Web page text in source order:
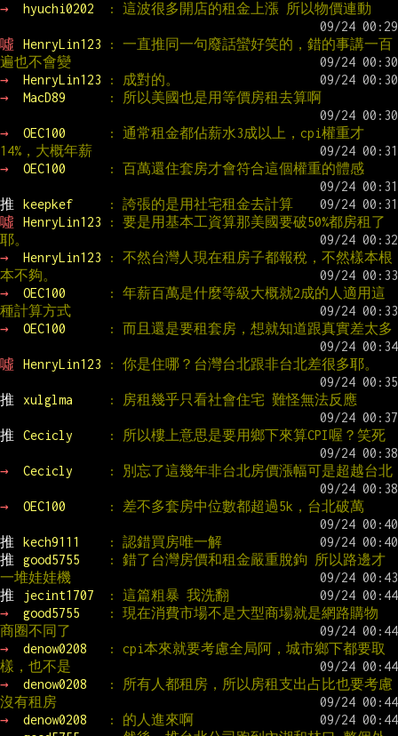
→
hyuchi0202 : 這波很多開店的租金上漲 所以物價連動
噓 HenryLin123
: 一直推同一句廢話蠻好笑的，錯的事講一百
遍也不會變
→
HenryLin123
: 成對的。
→
MacD89 : 所以美國也是用等價房租去算啊
→ OEC100
: 通常租金都佔薪水3成以上，cpi權重才
14%，大概年薪
→
OEC100 : 百萬還住套房才會符合這個權重的體感
推 keepkef
: 誇張的是用社宅租金去計算
噓
HenryLin123
: 要是用基本工資算那美國要破50%都房租了
耶。
→
HenryLin123
: 不然台灣人現在租房子都報稅，不然樣本根
本不夠。
→
OEC100
: 年薪百萬是什麼等級大概就2成的人適用這
種計算方式
→
OEC100 : 而且還是要租套房，想就知道跟真實差太多
噓 HenryLin123 : 你是住哪？台灣台北跟非台北差很多耶。
推 xulglma : 房租幾乎只看社會住宅 難怪無法反應
推 Cecicly : 所以樓上意思是要用鄉下來算CPI喔？笑死
→ Cecicly : 別忘了這幾年非台北房價漲幅可是超越台北
→ OEC100 : 差不多套房中位數都超過5k，台北破萬
推 kech9111
: 認錯買房唯一解
推
good5755
: 錯了台灣房價和租金嚴重脫鉤 所以路邊才
一堆娃娃機
推
jecint1707
: 這篇粗暴 我洗翻
→
good5755
: 現在消費市場不是大型商場就是網路購物
商圈不同了
→
denow0208
: cpi本來就要考慮全局阿，城市鄉下都要取
樣，也不是
→
denow0208
: 所有人都租房，所以房租支出占比也要考慮
沒有租房
→
denow0208
: 的人進來啊